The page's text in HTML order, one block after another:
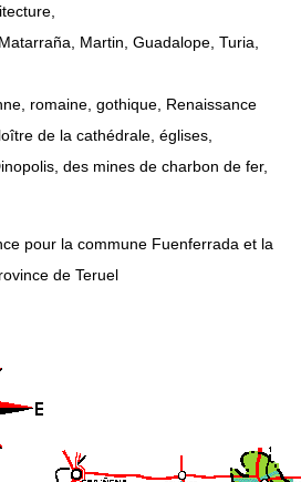
Martin, Guadalope, Turia,
romaine, gothique, Renaissance
de la cathédrale, églises,
des mines de charbon de fer,
pour la commune Fuenferrada et la
de Teruel